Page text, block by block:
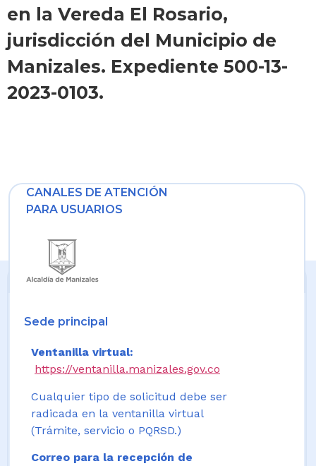
en la Vereda El Rosario,
jurisdicción del Municipio de
Manizales. Expediente 500-13-
2023-0103.
CANALES DE ATENCIÓN
PARA USUARIOS
Sede principal
Ventanilla virtual:
https://ventanilla.manizales.gov.co
Cualquier tipo de solicitud debe ser
radicada en la ventanilla virtual
(Trámite, servicio o PQRSD.)
Correo para la recepción de